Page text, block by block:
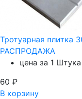
Тротуарная плитка
РАСПРОДАЖА
цена за 1 Штука
60 ₽
В корзину